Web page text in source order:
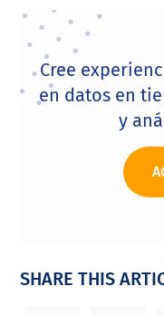
Cree
en datos en
y
SHARE THIS